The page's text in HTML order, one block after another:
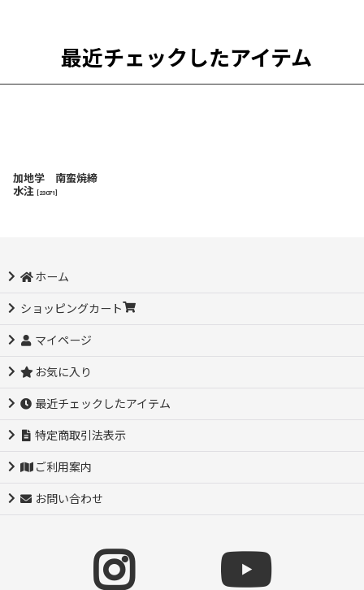
最近チェックしたアイテム
加地学 南蛮焼締
水注
23071
ホーム
ショッピングカート
マイページ
お気に入り
最近チェックしたアイテム
特定商取引法表示
ご利用案内
お問い合わせ